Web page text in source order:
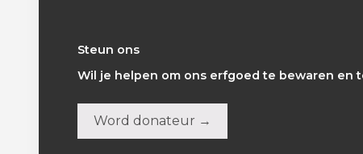
Steun ons
Wil je helpen om ons erfgoed te bewaren en
Word donateur →